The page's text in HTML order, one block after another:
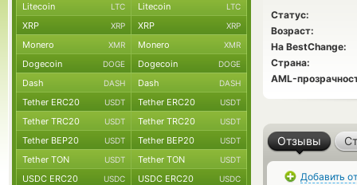
Статус:
Возраст:
На BestChange:
Страна:
AML-
Отзывы
Добавить
Litecoin LTC Litecoin LTC
XRP XRP XRP XRP
Monero XMR Monero XMR
Dogecoin DOGE Dogecoin DOGE
Dash DASH Dash DASH
Tether ERC20 USDT Tether ERC20 USDT
Tether TRC20 USDT Tether TRC20 USDT
Tether BEP20 USDT Tether BEP20 USDT
Tether TON USDT Tether TON USDT
USDC ERC20 USDC USDC ERC20 USDC